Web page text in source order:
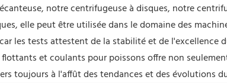
notre centrifugeuse à disques, notre
elle peut être utilisée dans le domaine des
les tests attestent de la stabilité et de
et coulants pour poissons offre non
toujours à l'affût des tendances et des évolutions